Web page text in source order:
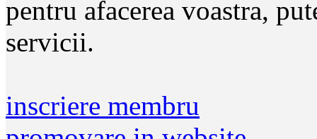
pentru afacerea voastra,
servicii.
inscriere membru